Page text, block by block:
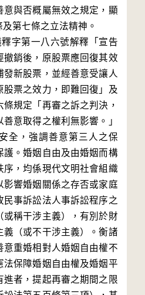
意與否概屬無效之規定，顯
第七條之立法精神。
釋字第一八六號解釋「宣告
撤銷後，原股票應回復其效
新股票，並經善意受讓人
股票之效力，即難回復」及
規定「再審之訴之判決，
意取得之權利無影響。」
全，強調善意第三人之保
護。婚姻自由及由婚姻而構
序，均係現代文明社會組織
影響婚姻關係之存否或家庭
民事訴訟法人事訴訟程序之
或稱干涉主義），有別於財
義（或不干涉主義）。衡諸
意重婚相對人婚姻自由權不
法保障婚姻自由權及婚姻平
進者，提起再審之期間之限